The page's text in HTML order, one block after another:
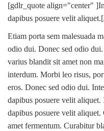
[gdlr_quote align="center"
dapibus posuere velit
Etiam porta sem malesuada
odio dui. Donec sed odio dui.
varius blandit sit amet non
interdum. Morbi leo risus,
eros. Donec sed odio dui.
dapibus posuere velit aliquet.
dapibus posuere velit aliquet.
amet fermentum. Curabitur